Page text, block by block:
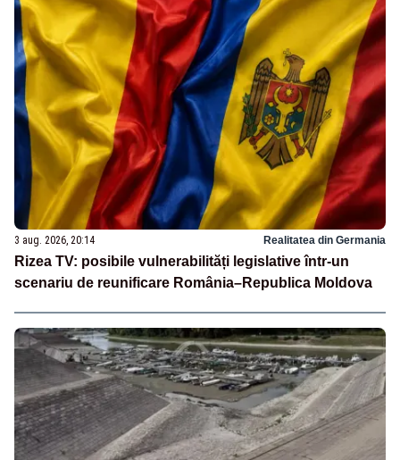
3 aug. 2026, 20:14 Realitatea din Germania
Rizea TV: posibile vulnerabilități legislative într-un
scenariu de reunificare România–Republica Moldova